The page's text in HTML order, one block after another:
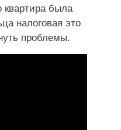
квартира была
налоговая это
проблемы.